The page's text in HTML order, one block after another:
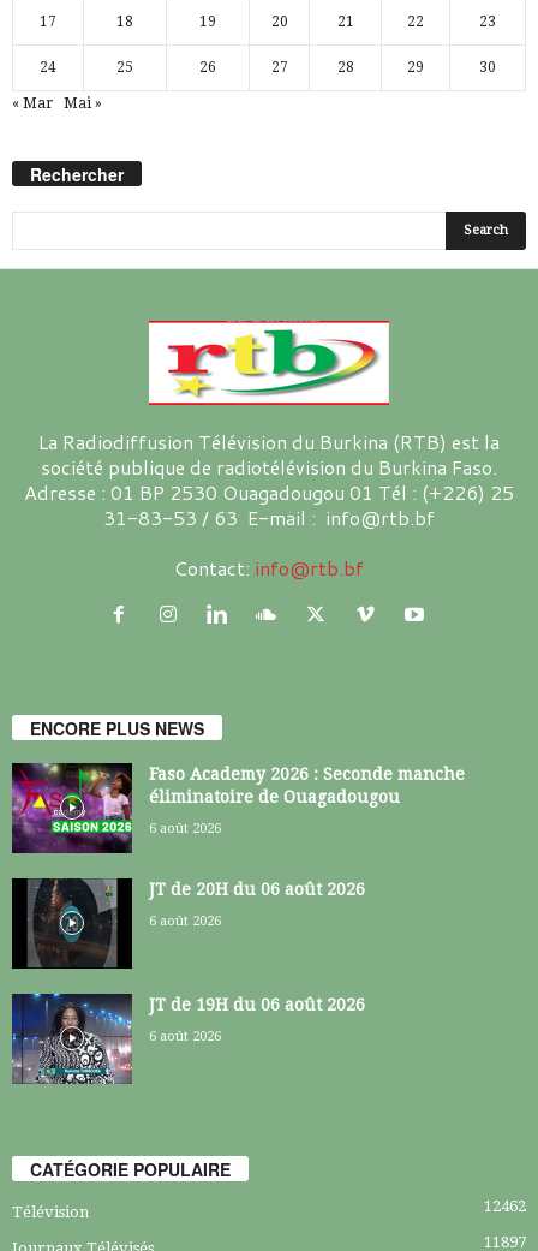
17 18 19 20 21 22 23
24 25 26 27 28 29 30
« Mar Mai »
Rechercher
La Radiodiffusion Télévision du Burkina (RTB) est la
société publique de radiotélévision du Burkina Faso.
Adresse : 01 BP 2530 Ouagadougou 01 Tél : (+226) 25
31-83-53 / 63 E-mail : info@rtb.bf
Contact: info@rtb.bf
ENCORE PLUS NEWS
Faso Academy 2026 : Seconde manche
éliminatoire de Ouagadougou
6 août 2026
JT de 20H du 06 août 2026
6 août 2026
JT de 19H du 06 août 2026
6 août 2026
CATÉGORIE POPULAIRE
Télévision 12462
11897